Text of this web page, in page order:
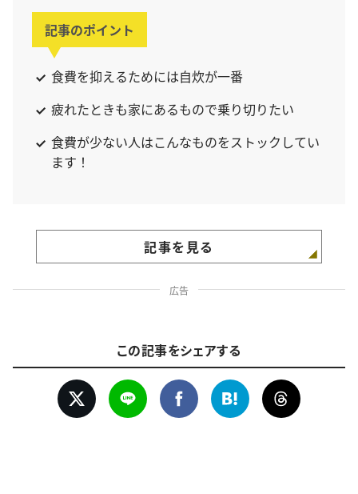
記事のポイント
食費を抑えるためには自炊が一番
疲れたときも家にあるもので乗り切りたい
食費が少ない人はこんなものをストックしてい
ます！
記事を見る
広告
この記事をシェアする